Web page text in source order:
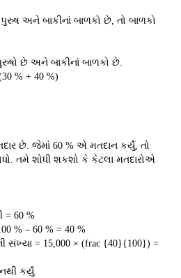
અને બાકીનાં બાળકો છે, તો બાળકો
છે અને બાકીનાં બાળકો છે.
% + 40 %)
છે. જેમાં 60 % એ મતદાન કર્યું, તો
તમે શોધી શકશો કે કેટલા મતદારોએ
= 60 %
% – 60 % = 40 %
સંખ્યા = 15,000 × (frac {40}{100}) =
કર્યું.